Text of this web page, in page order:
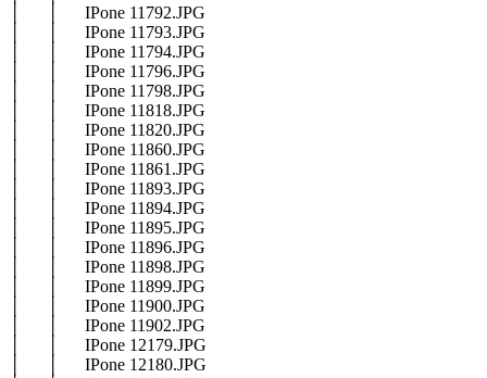
│ │ IPone 11792.JPG
│ │ IPone 11793.JPG
│ │ IPone 11794.JPG
│ │ IPone 11796.JPG
│ │ IPone 11798.JPG
│ │ IPone 11818.JPG
│ │ IPone 11820.JPG
│ │ IPone 11860.JPG
│ │ IPone 11861.JPG
│ │ IPone 11893.JPG
│ │ IPone 11894.JPG
│ │ IPone 11895.JPG
│ │ IPone 11896.JPG
│ │ IPone 11898.JPG
│ │ IPone 11899.JPG
│ │ IPone 11900.JPG
│ │ IPone 11902.JPG
│ │ IPone 12179.JPG
│ │ IPone 12180.JPG